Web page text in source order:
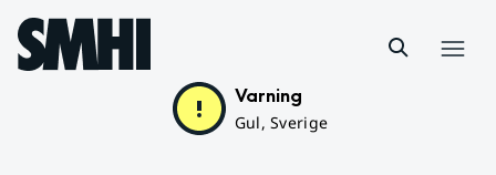
Hoppa till sidans innehåll
Varning
Gul, Sverige